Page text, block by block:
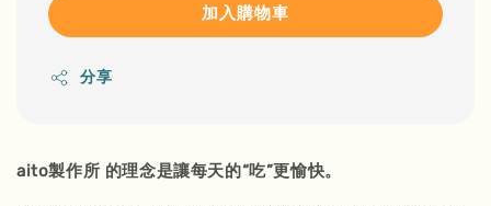
加入購物車
分享
aito製作所 的理念是讓每天的“吃”更愉快。